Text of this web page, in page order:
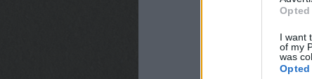
Opted
I want
of my
was